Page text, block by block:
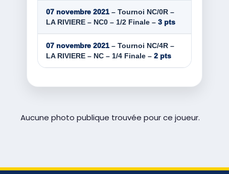
07 novembre 2021 – Tournoi NC/0R –
LA RIVIERE – NC0 – 1/2 Finale – 3 pts
07 novembre 2021 – Tournoi NC/4R –
LA RIVIERE – NC – 1/4 Finale – 2 pts
Aucune photo publique trouvée pour ce joueur.